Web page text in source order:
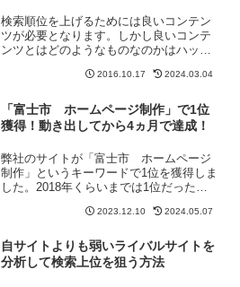
検索順位を上げるためには良いコンテン
ツが必要となります。しかし良いコンテ
ンツとはどのようなものなのかはハッキ
ーザーファーストです。ただし検索エン
2016.10.17 2024.03.04
「富士市 ホームページ制作」で1位
獲得！動き出してから4ヵ月で達成！
弊社のサイトが「富士市 ホームページ
制作」というキーワードで1位を獲得しま
した。2018年くらいまでは1位だったの
ったく手をかけていなかったため、どん
落ちてしまってい...
2023.12.10 2024.05.07
自サイトよりも弱いライバルサイトを
分析して検索上位を狙う方法